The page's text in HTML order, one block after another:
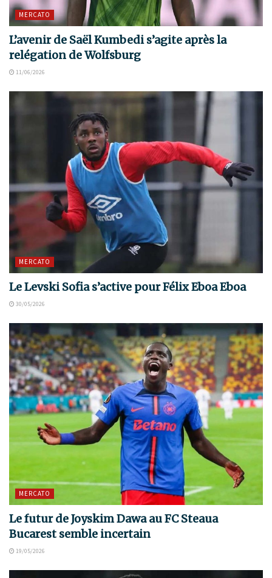
MERCATO
L’avenir de Saël Kumbedi s’agite après la
relégation de Wolfsburg
11/06/2026
MERCATO
Le Levski Sofia s’active pour Félix Eboa Eboa
30/05/2026
MERCATO
Le futur de Joyskim Dawa au FC Steaua
Bucarest semble incertain
19/05/2026